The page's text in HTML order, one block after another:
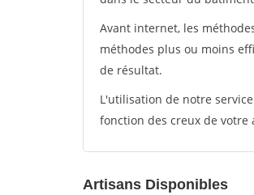
Avant internet, les
méthodes plus ou moins
de résultat.
L'utilisation de notre
fonction des creux de votre
Artisans Disponibles